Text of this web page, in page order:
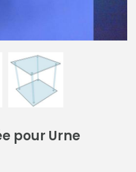
pour Urne